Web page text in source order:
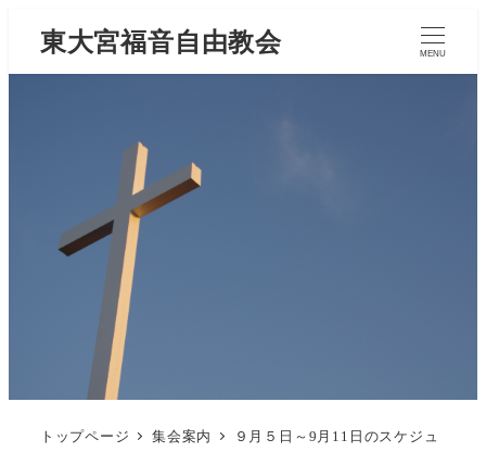
東大宮福音自由教会 MENU
トップページ 集会案内
９月５日～9月11日のスケジュ